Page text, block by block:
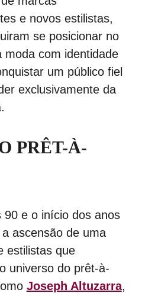
e novos estilistas,
se posicionar no
moda com identidade
um público fiel
exclusivamente da
PRÊT-À-
90 e o início dos anos
ascensão de uma
estilistas que
universo do prêt-à-
Joseph Altuzarra,